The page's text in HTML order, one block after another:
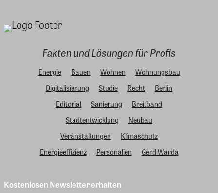
Fakten und Lösungen für Profis
Energie Bauen Wohnen
Wohnungsbau
Digitalisierung
Studie Recht
Berlin
Editorial
Sanierung
Breitband
Stadtentwicklung
Neubau
Veranstaltungen
Klimaschutz
Energieeffizienz
Personalien Gerd Warda
Kostenlosen Newsletter erhalten